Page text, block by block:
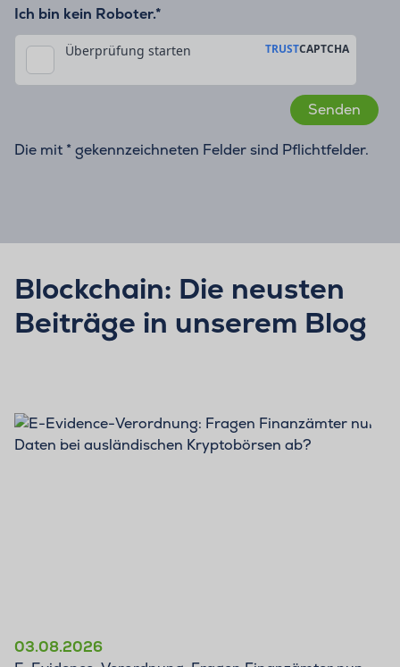
Ich bin kein Roboter.*
Die mit * gekennzeichneten Felder sind Pflichtfelder.
Blockchain: Die neusten
Beiträge in unserem Blog
BLOG
03.08.2026